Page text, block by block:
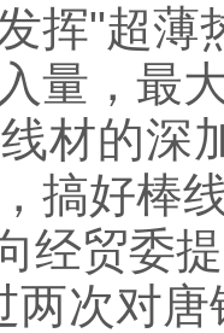
挥"超薄
量，最
的深加
搞好棒
贸委提
对唐钢